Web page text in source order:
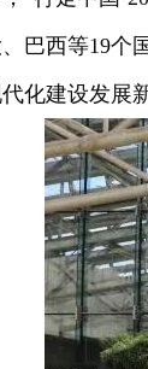
巴西等19个
化建设发展